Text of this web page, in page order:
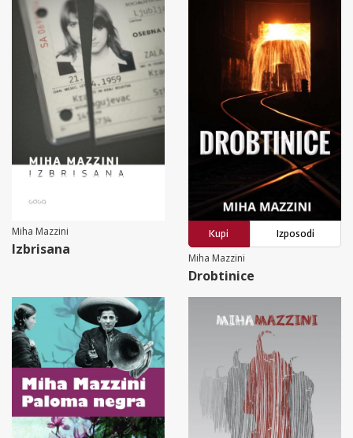
Miha Mazzini
Izbrisana
Kupi
Izposodi
Miha Mazzini
Drobtinice